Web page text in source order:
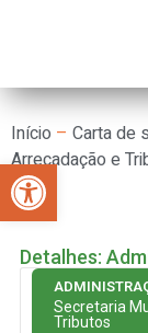
Início – Carta de
Arrecadação e
Detalhes:
Secretaria
Tributos
Abrir a barra de